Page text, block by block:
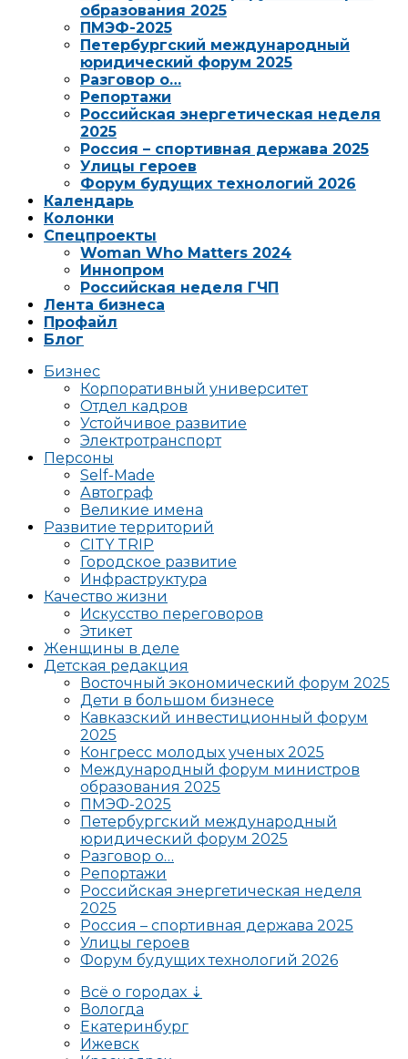
образования 2025
ПМЭФ-2025
Петербургский международный
юридический форум 2025
Разговор о…
Репортажи
Российская энергетическая неделя
2025
Россия – спортивная держава 2025
Улицы героев
Форум будущих технологий 2026
Календарь
Колонки
Спецпроекты
Woman Who Matters 2024
Иннопром
Российская неделя ГЧП
Лента бизнеса
Профайл
Блог
Бизнес
Корпоративный университет
Отдел кадров
Устойчивое развитие
Электротранспорт
Персоны
Self-Made
Автограф
Великие имена
Развитие территорий
CITY TRIP
Городское развитие
Инфраструктура
Качество жизни
Искусство переговоров
Этикет
Женщины в деле
Детская редакция
Восточный экономический форум 2025
Дети в большом бизнесе
Кавказский инвестиционный форум
2025
Конгресс молодых ученых 2025
Международный форум министров
образования 2025
ПМЭФ-2025
Петербургский международный
юридический форум 2025
Разговор о…
Репортажи
Российская энергетическая неделя
2025
Россия – спортивная держава 2025
Улицы героев
Форум будущих технологий 2026
Всё о городах ⇣
Вологда
Екатеринбург
Ижевск